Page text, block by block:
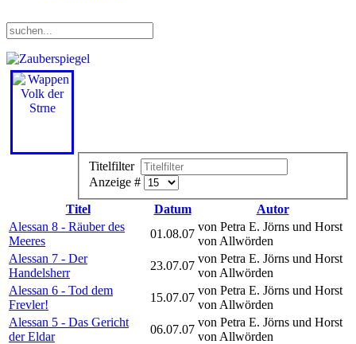
Titelfilter
Anzeige #
Titel
Datum
Autor
Alessan 8 - Räuber des
Meeres
01.08.07
von Petra E. Jörns und Horst
von Allwörden
Alessan 7 - Der
Handelsherr
23.07.07
von Petra E. Jörns und Horst
von Allwörden
Alessan 6 - Tod dem
Frevler!
15.07.07
von Petra E. Jörns und Horst
von Allwörden
Alessan 5 - Das Gericht
der Eldar
06.07.07
von Petra E. Jörns und Horst
von Allwörden